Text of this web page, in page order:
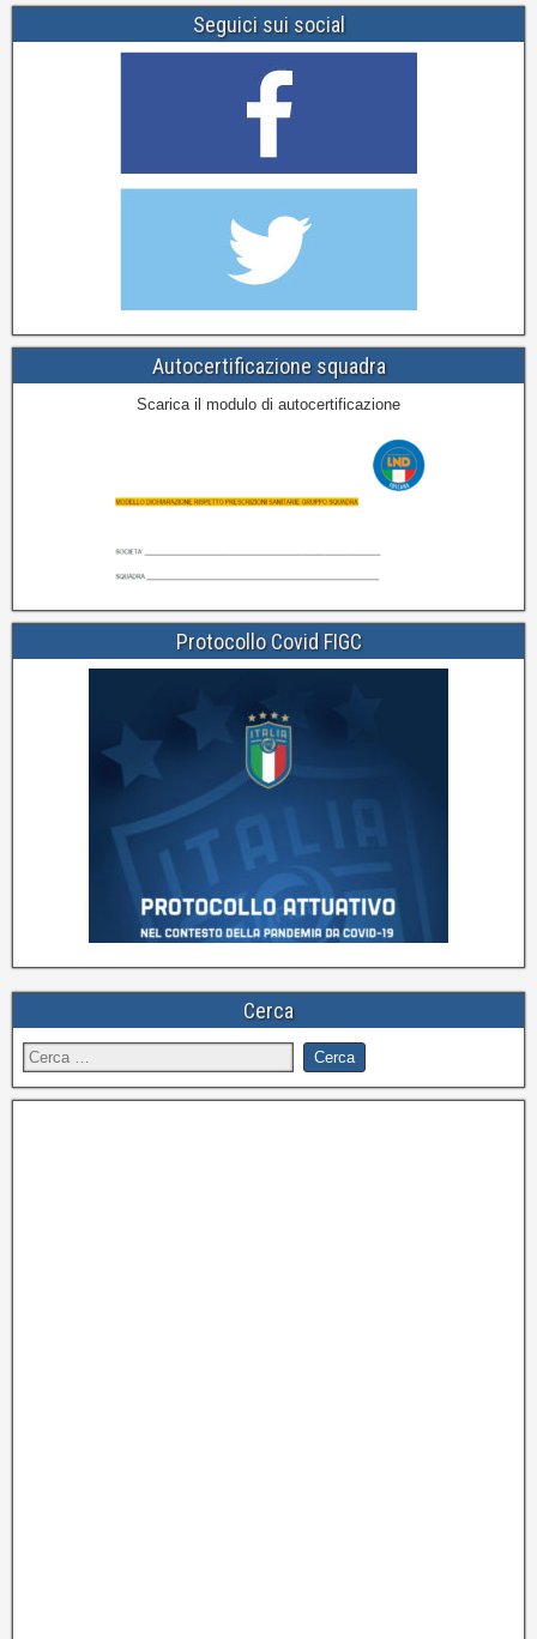
Seguici sui social
Autocertificazione squadra
Scarica il modulo di autocertificazione
Protocollo Covid FIGC
Cerca